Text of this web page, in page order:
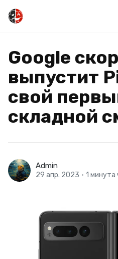
Google
выпустит
свой
складной
Admin
29 апр. 2023 • 1 минута